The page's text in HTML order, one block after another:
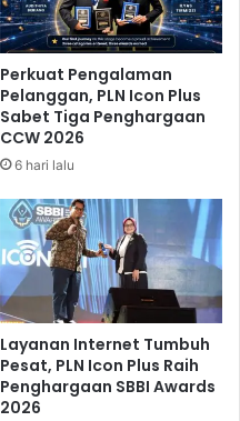
Perkuat Pengalaman
Pelanggan, PLN Icon Plus
Sabet Tiga Penghargaan
CCW 2026
6 hari lalu
Layanan Internet Tumbuh
Pesat, PLN Icon Plus Raih
Penghargaan SBBI Awards
2026